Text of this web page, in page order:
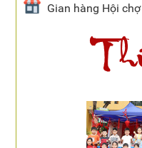
Gian hàng Hội chợ